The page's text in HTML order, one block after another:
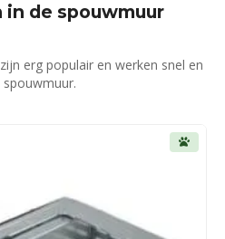
in de spouwmuur
erg populair en werken snel en